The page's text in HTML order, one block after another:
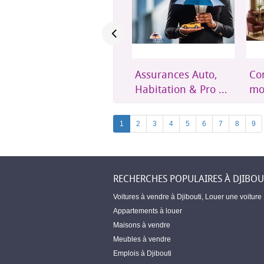
Confort et mobilier
moderne pour
1 2 3 4 5 6 7 8 9
RECHERCHES POPULAIRES À
Voitures à vendre à Djibouti, Louer une voiture
Appartements à louer
Maisons à vendre
Meubles à vendre
Emplois à Djibouti